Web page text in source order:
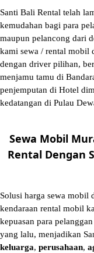
Santi Bali Rental telah
kemudahan bagi para
maupun pelancong dari
kami sewa / rental mobil
dengan driver pilihan,
menjamu tamu di
penjemputan di Hotel
kedatangan di Pulau
Sewa Mobil
Rental Dengan
Solusi harga sewa mobil
kendaraan rental mobil
kepuasan para
yang lalu, menjadikan
keluarga, perusahaan,